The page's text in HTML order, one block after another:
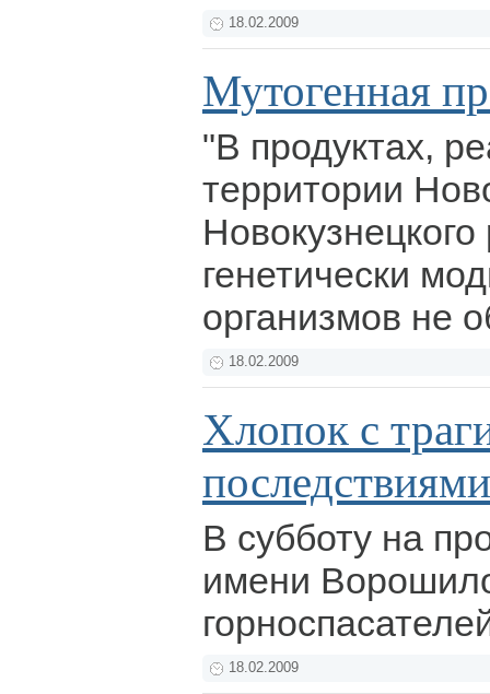
18.02.2009
Мутогенная
"В продуктах,
территории
генетически
организмов не
18.02.2009
Хлопок с
последствиями
В субботу на
имени
18.02.2009